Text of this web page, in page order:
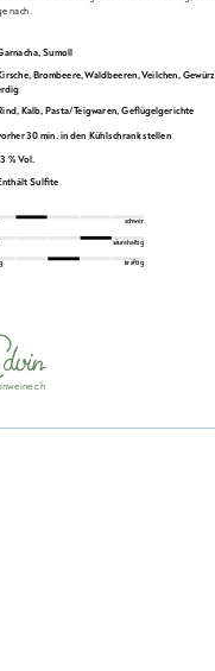
nach.
,Sumoll
, Brombeere,Waldbeeren,Veilchen,
, Kalb, Pasta/Teigwaren,Geflügelgerichte
30 min. in den Kühlschrank stellen
% Vol.
Sulfite
schwer
säurehaltig
kräftig